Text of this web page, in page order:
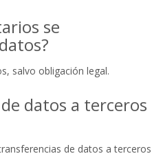
se
salvo obligación legal.
datos a terceros
de datos a terceros